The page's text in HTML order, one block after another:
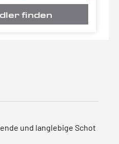
finden
und langlebige Schot